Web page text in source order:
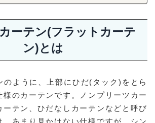
ーテン(フラットカーテ
ン)とは
のように、上部にひだ(タック)をとら
様のカーテンです。ノンプリーツカー
ーテン、ひだなしカーテンなどと呼び
、あまり見かけない仕様ですが、シン